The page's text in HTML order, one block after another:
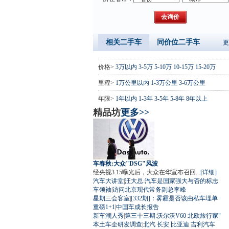
相关二手车 同价位二手车
价格> 3万以内 3-5万 5-10万 10-15万 15-20万
里程> 1万公里以内 1-3万公里 3-6万公里
年限> 1年以内 1-3年 3-5年 5-8年 8年以上
精品坊更多>>
车春秋:大众"DSG"风波
经央视3.15曝光后，大众在华宣布召回... [详细]
汽车大讲堂|汪大总:汽车是国家强大与否的标志
车领袖|访问北京现代常务副总李峰
星期三会客室|[332期]：雾霾是否该由私车埋单
重磅1+1 |中国车成长报告
新车潮人秀|第三十三期:沃尔沃V60 北欧旅行家"
本土车企研发调查|北汽 长安 比亚迪 吉利汽车